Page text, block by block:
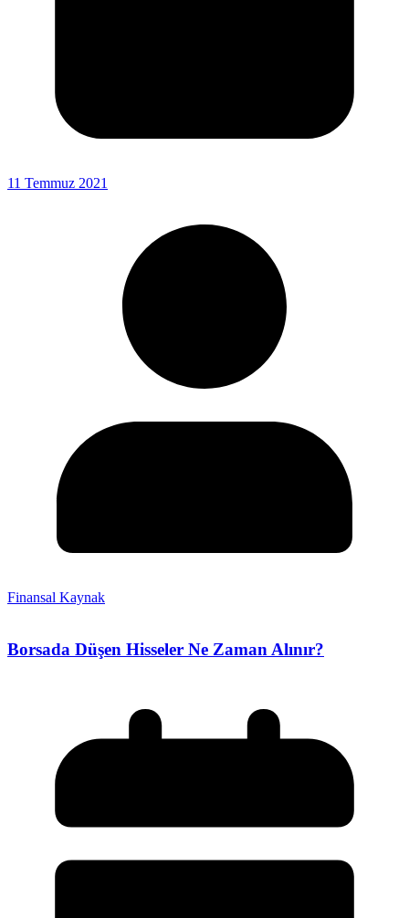
11 Temmuz 2021
Finansal Kaynak
Borsada Düşen Hisseler Ne Zaman Alınır?